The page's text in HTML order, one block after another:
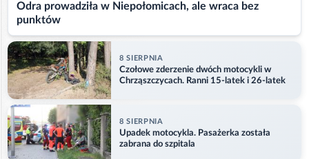
Odra prowadziła w Niepołomicach, ale wraca bez
punktów
8 SIERPNIA
Czołowe zderzenie dwóch motocykli w
Chrząszczycach. Ranni 15-latek i 26-latek
8 SIERPNIA
Upadek motocykla. Pasażerka została
zabrana do szpitala